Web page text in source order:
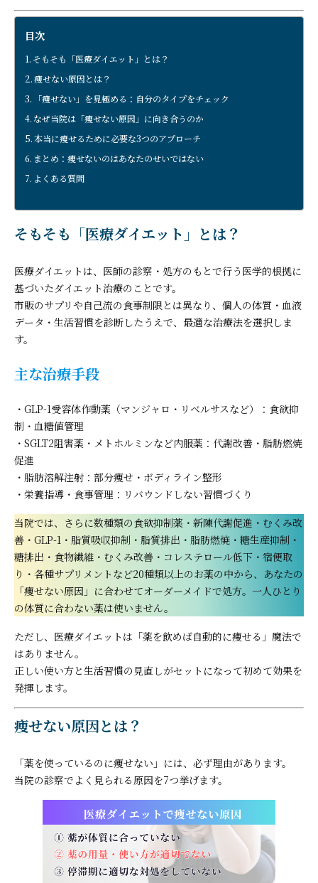
目次
そもそも「医療ダイエット」とは？
痩せない原因とは？
「痩せない」を見極める：自分のタイプをチェック
なぜ当院は「痩せない原因」に向き合うのか
本当に痩せるために必要な3つのアプローチ
まとめ：痩せないのはあなたのせいではない
よくある質問
そもそも「医療ダイエット」とは？
医療ダイエットは、医師の診察・処方のもとで行う医学的根拠に
基づいたダイエット治療のことです。
市販のサプリや自己流の食事制限とは異なり、個人の体質・血液
データ・生活習慣を診断したうえで、最適な治療法を選択しま
す。
主な治療手段
・GLP-1受容体作動薬（マンジャロ・リベルサスなど）：食欲抑
制・血糖値管理
・SGLT2阻害薬・メトホルミンなど内服薬：代謝改善・脂肪燃焼
促進
・脂肪溶解注射：部分痩せ・ボディライン整形
・栄養指導・食事管理：リバウンドしない習慣づくり
当院では、さらに数種類の食欲抑制薬・新陳代謝促進・むくみ改
善・GLP-1・脂質吸収抑制・脂質排出・脂肪燃焼・糖生産抑制・
糖排出・食物繊維・むくみ改善・コレステロール低下・宿便取
り・各種サプリメントなど20種類以上のお薬の中から、あなたの
「痩せない原因」に合わせてオーダーメイドで処方。一人ひとり
の体質に合わない薬は使いません。
ただし、医療ダイエットは「薬を飲めば自動的に痩せる」魔法で
はありません。
正しい使い方と生活習慣の見直しがセットになって初めて効果を
発揮します。
痩せない原因とは？
「薬を使っているのに痩せない」には、必ず理由があります。
当院の診察でよく見られる原因を7つ挙げます。